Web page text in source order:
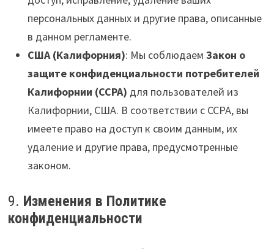
персональных данных и другие права, описанные
в данном регламенте.
США (Калифорния): Мы соблюдаем Закон о
защите конфиденциальности потребителей
Калифорнии (CCPA) для пользователей из
Калифорнии, США. В соответствии с CCPA, вы
имеете право на доступ к своим данным, их
удаление и другие права, предусмотренные
законом.
9. Изменения в Политике
конфиденциальности